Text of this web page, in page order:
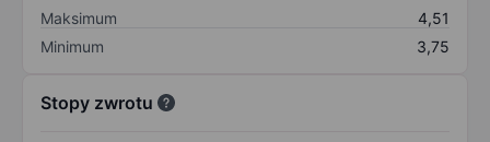
Maksimum
4,51
Minimum
3,75
Stopy zwrotu